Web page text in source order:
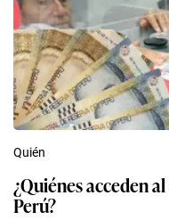
Quién
¿Quiénes acceden
Perú?